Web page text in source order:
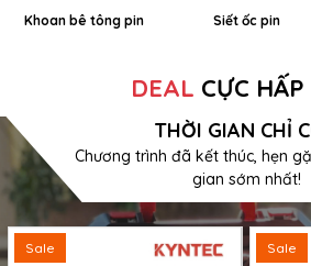
Khoan bê tông pin Siết ốc pin
DEAL CỰC
THỜI GIAN CHỈ
Chương trình đã kết thúc, hẹn
gian sớm nhất!
Sale Sale